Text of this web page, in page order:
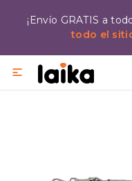
¡Envío GRATIS a
todo el
